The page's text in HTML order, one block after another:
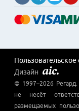
Пользовательское
Дизайн
© 1997–2026 Регард
не несёт
размещаемых